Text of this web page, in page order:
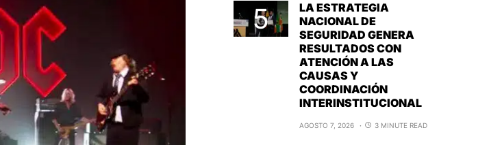
LA ESTRATEGIA
NACIONAL DE
SEGURIDAD GENERA
RESULTADOS CON
ATENCIÓN A LAS
CAUSAS Y
COORDINACIÓN
INTERINSTITUCIONAL
AGOSTO 7, 2026 3 MINUTE READ